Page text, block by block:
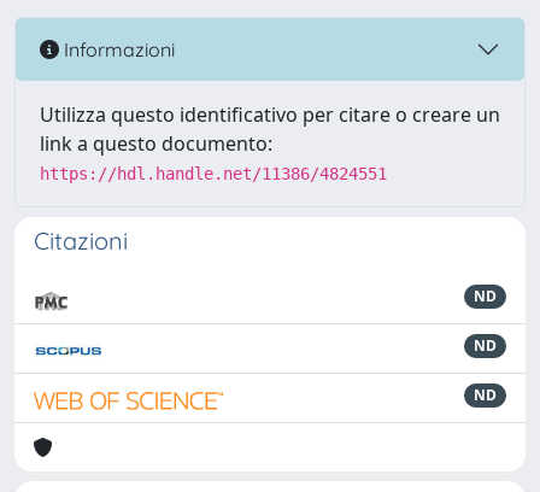
Informazioni
Utilizza questo identificativo per citare o creare un
link a questo documento:
https://hdl.handle.net/11386/4824551
Citazioni
ND
ND
ND